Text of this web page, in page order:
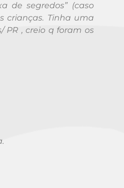
de segredos” (caso
crianças. Tinha uma
, creio q foram os